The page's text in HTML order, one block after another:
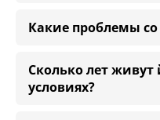
Какие проблемы
Сколько лет
условиях?